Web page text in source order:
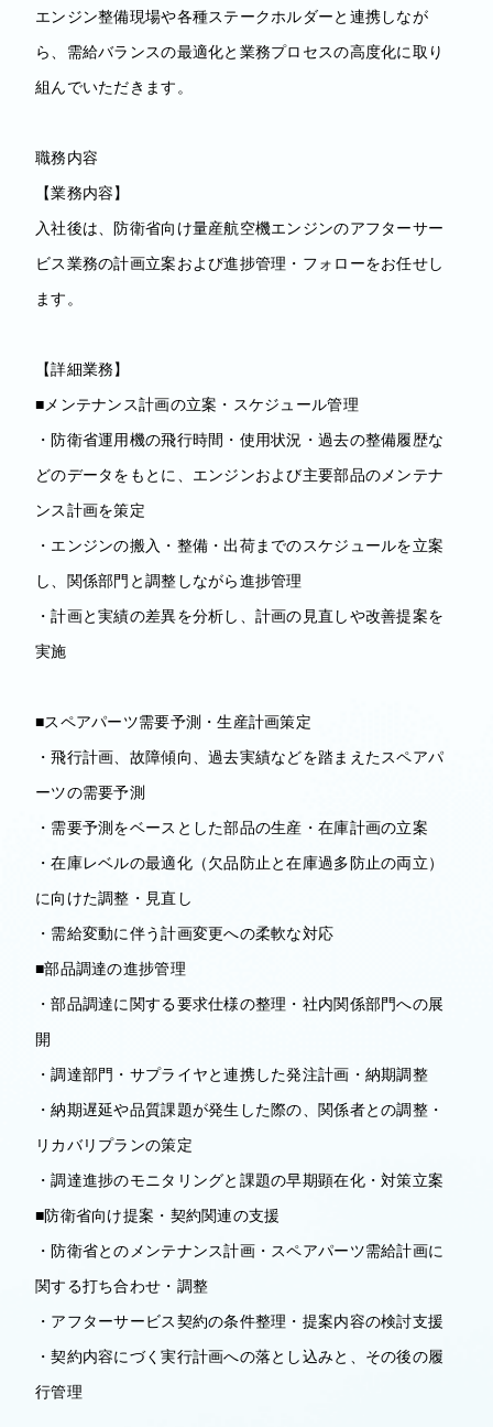
エンジン整備現場や各種ステークホルダーと連携しなが
ら、需給バランスの最適化と業務プロセスの高度化に取り
組んでいただきます。
職務内容
【業務内容】
入社後は、防衛省向け量産航空機エンジンのアフターサー
ビス業務の計画立案および進捗管理・フォローをお任せし
ます。
【詳細業務】
■メンテナンス計画の立案・スケジュール管理
・防衛省運用機の飛行時間・使用状況・過去の整備履歴な
どのデータをもとに、エンジンおよび主要部品のメンテナ
ンス計画を策定
・エンジンの搬入・整備・出荷までのスケジュールを立案
し、関係部門と調整しながら進捗管理
・計画と実績の差異を分析し、計画の見直しや改善提案を
実施
■スペアパーツ需要予測・生産計画策定
・飛行計画、故障傾向、過去実績などを踏まえたスペアパ
ーツの需要予測
・需要予測をベースとした部品の生産・在庫計画の立案
・在庫レベルの最適化（欠品防止と在庫過多防止の両立）
に向けた調整・見直し
・需給変動に伴う計画変更への柔軟な対応
■部品調達の進捗管理
・部品調達に関する要求仕様の整理・社内関係部門への展
開
・調達部門・サプライヤと連携した発注計画・納期調整
・納期遅延や品質課題が発生した際の、関係者との調整・
リカバリプランの策定
・調達進捗のモニタリングと課題の早期顕在化・対策立案
■防衛省向け提案・契約関連の支援
・防衛省とのメンテナンス計画・スペアパーツ需給計画に
関する打ち合わせ・調整
・アフターサービス契約の条件整理・提案内容の検討支援
・契約内容にづく実行計画への落とし込みと、その後の履
行管理